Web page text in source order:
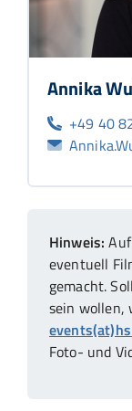
Annika
+49 40
Hinweis:
eventuell
gemacht.
sein wollen,
Foto- und